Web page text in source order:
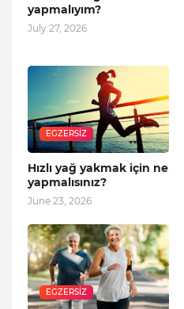
yapmalıyım?
July 27, 2026
EGZERSIZ
Hızlı yağ yakmak için ne
yapmalısınız?
June 23, 2026
EGZERSIZ